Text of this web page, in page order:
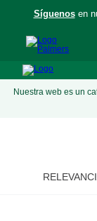
Síguenosen
Nuestra web es un